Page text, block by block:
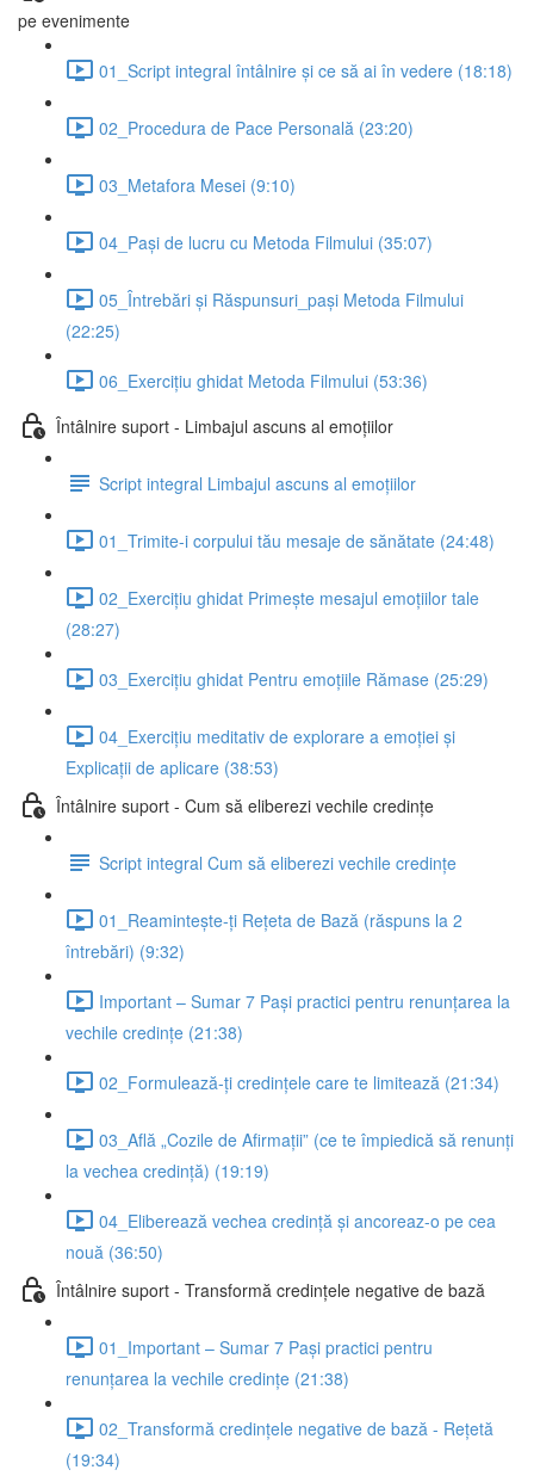
pe evenimente
01_Script integral întâlnire și ce să ai în vedere (18:18)
02_Procedura de Pace Personală (23:20)
03_Metafora Mesei (9:10)
04_Pași de lucru cu Metoda Filmului (35:07)
05_Întrebări și Răspunsuri_pași Metoda Filmului
(22:25)
06_Exercițiu ghidat Metoda Filmului (53:36)
Întâlnire suport - Limbajul ascuns al emoțiilor
Script integral Limbajul ascuns al emoțiilor
01_Trimite-i corpului tău mesaje de sănătate (24:48)
02_Exercițiu ghidat Primește mesajul emoțiilor tale
(28:27)
03_Exercițiu ghidat Pentru emoțiile Rămase (25:29)
04_Exercițiu meditativ de explorare a emoției și
Explicații de aplicare (38:53)
Întâlnire suport - Cum să eliberezi vechile credințe
Script integral Cum să eliberezi vechile credințe
01_Reamintește-ți Rețeta de Bază (răspuns la 2
întrebări) (9:32)
Important – Sumar 7 Pași practici pentru renunțarea la
vechile credințe (21:38)
02_Formulează-ți credințele care te limitează (21:34)
03_Află „Cozile de Afirmații” (ce te împiedică să renunți
la vechea credință) (19:19)
04_Eliberează vechea credință și ancoreaz-o pe cea
nouă (36:50)
Întâlnire suport - Transformă credințele negative de bază
01_Important – Sumar 7 Pași practici pentru
renunțarea la vechile credințe (21:38)
02_Transformă credințele negative de bază - Rețetă
(19:34)